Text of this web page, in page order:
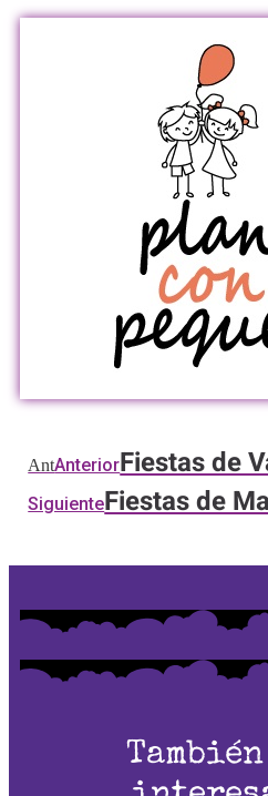
AntAnteriorFiestas de
SiguienteFiestas de